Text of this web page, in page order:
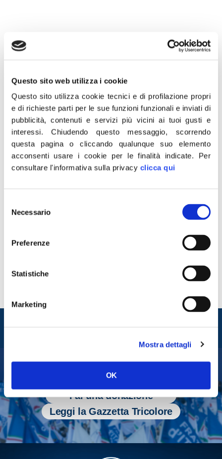
Questo sito web utilizza i cookie
Questo sito utilizza cookie tecnici e di profilazione propri
e di richieste parti per le sue funzioni funzionali e inviati di
pubblicità, contenuti e servizi più vicini ai tuoi gusti e
interessi.Chiudendo questo messaggio, scorrendo
questa pagina o cliccando qualunque suo elemento
acconsenti usare i cookie per le finalità indicate. Per
consultare l'informativa sulla privacy clicca qui
delNecessario
Preferenze
Statistiche
Marketing
Mostra dettagli
OK
sui trasporti che si confermano i luoghi di maggior
contagio. Invece il governo ha perso tempo ad
incensarsi e a parlare di mito del modello italiano.
Purtroppo è arrivato l’inverno ed aumentano
nuovamente i contagi. Quindi vaccinarsi sì ma bisogna
anche immaginare cose diverse dal green pass che si è
Lo ha detto al Tg2 il capogruppo di Fratelli d’Italia alla
Camera, Francesco Lollobrigida.
Tesserati
Fai una donazione
Leggi la Gazzetta Tricolore